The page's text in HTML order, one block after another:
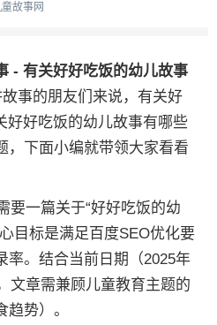
故事网
- 有关好好吃饭的幼儿故事
事的朋友们来说，有关好
好好吃饭的幼儿故事有哪些
，下面小编就带领大家看看
要一篇关于“好好吃饭的幼
目标是满足百度SEO优化要
率。结合当前日期（2025年
文章需兼顾儿童教育主题的
势）。